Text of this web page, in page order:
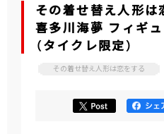
その着せ替え人形
喜多川海夢 フィギ
（タイクレ限定）
その着せ替え人形は恋をする